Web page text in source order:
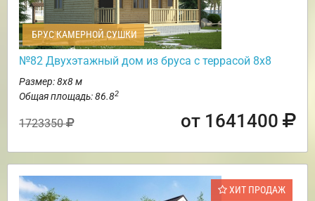
БРУС КАМЕРНОЙ СУШКИ
№82 Двухэтажный дом из бруса с террасой 8х8
Размер: 8х8 м
Общая площадь: 86.82
1723350 от 1641400
ХИТ ПРОДАЖ